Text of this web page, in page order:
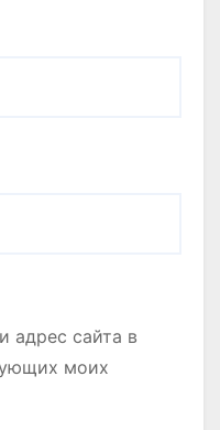
адрес сайта в
моих